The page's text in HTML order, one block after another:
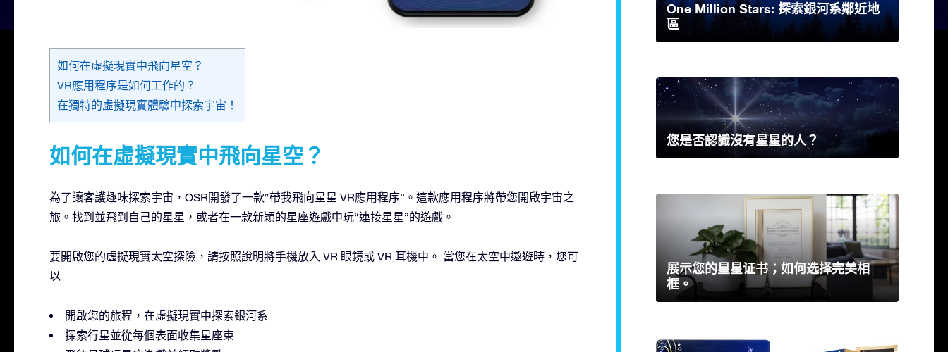
如何在虛擬現實中飛向星空？
VR應用程序是如何工作的？
在獨特的虛擬現實體驗中探索宇宙！
如何在虛擬現實中飛向星空？
為了讓客護趣味探索宇宙，OSR開發了一款“帶我飛向星星 VR應用程序”。這款應用程序將帶您開啟宇宙之
旅。找到並飛到自己的星星，或者在一款新穎的星座遊戲中玩“連接星星”的遊戲。
要開啟您的虛擬現實太空探險，請按照說明將手機放入 VR 眼鏡或 VR 耳機中。 當您在太空中遨遊時，您可
以
開啟您的旅程，在虛擬現實中探索銀河系
探索行星並從每個表面收集星座束
One Million Stars: 探索銀河系鄰近地
區
您是否認識沒有星星的人？
展示您的星星证书；如何选择完美相
框。